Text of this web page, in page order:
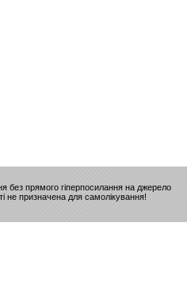
без прямого гіперпосилання на джерело
не призначена для самолікування!